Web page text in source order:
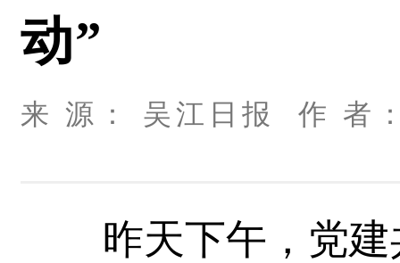
动”
来 源： 吴江日报 作
昨天下午，党建